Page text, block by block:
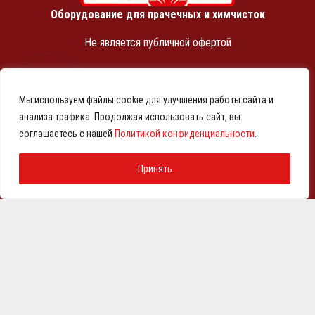
Мы используем файлы cookie для улучшения работы сайта и
анализа трафика. Продолжая использовать сайт, вы
соглашаетесь с нашей Политикой конфиденциальности
Принять
Оборудование для прачечных и химчисток
Не является публичной офертой
КПП 781001001
ОГРН 1257800001458
© 2021-2026 Представительство АО «ВМЗ» в Санкт-
Политика конфиденциальности